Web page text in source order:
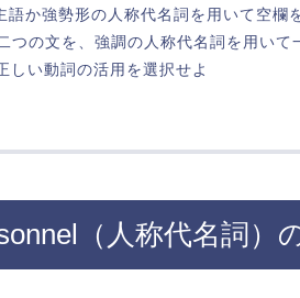
語か強勢形の人称代名詞を用いて空欄
つの文を、強調の人称代名詞を用いて
しい動詞の活用を選択せよ
（人称代名詞）